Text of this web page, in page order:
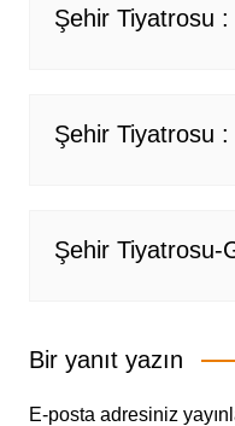
Şehir Tiyatrosu
Şehir Tiyatrosu
Şehir Tiyatrosu-
Bir yanıt yazın
E-posta adresiniz